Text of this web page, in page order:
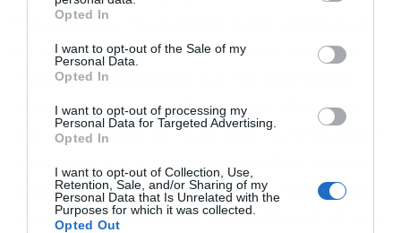
Opted In
I want to opt-out of the Sale of my
Personal Data.
Opted In
I want to opt-out of processing my
Personal Data for Targeted Advertising.
Opted In
I want to opt-out of Collection, Use,
Retention, Sale, and/or Sharing of my
Personal Data that Is Unrelated with the
Purposes for which it was collected.
Opted Out
Ταχυδρομικού Ταμιευτηρίου έγινε κληρονομιά
για τη Eurobank, ως πεποίθηση και ιδέα, διότι
πέραν της χρησιμότητας (και της σπανιότητας
πλέον) των κουμπαράδων αυτών, εξαγόρασε το
ίδιο το Ταχυδρομικό Ταμιευτήριο. Έντεκα χρόνια
πέρασαν από τότε που ολοκληρώθηκε η νομική
συγχώνευση Eurobank με το Νέο Ταχυδρομικό
Ταμιευτήριο. Ήταν, όπως βρήκα στα κιτάπια μου,
και την πολιτική απορρήτου